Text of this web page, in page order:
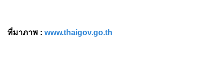
ที่มาภาพ : www.thaigov.go.th